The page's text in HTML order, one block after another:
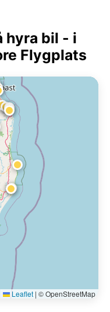
hyra bil - i
Flygplats
Leaflet | © OpenStreetMap